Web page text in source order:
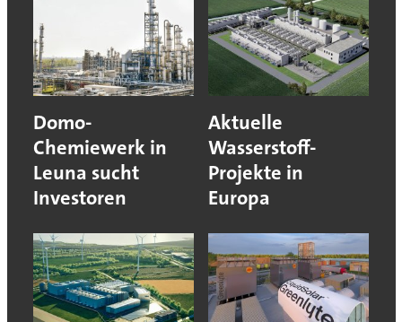
Domo-
Chemiewerk in
Leuna sucht
Investoren
Aktuelle
Wasserstoff-
Projekte in
Europa